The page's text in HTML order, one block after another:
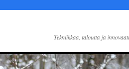
Tekniikkaa, taloutta ja